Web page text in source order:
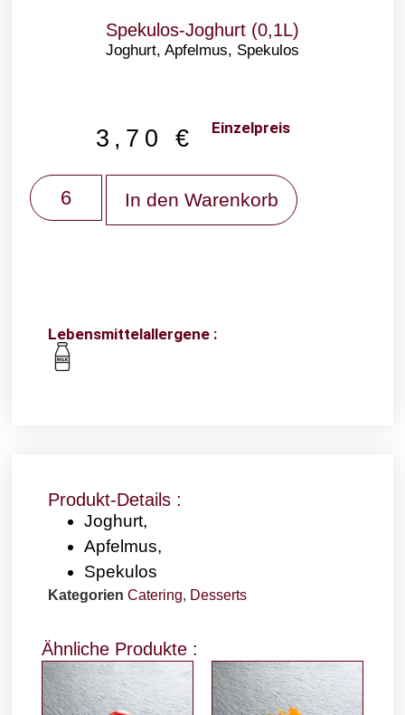
Spekulos-Joghurt (0,1L)
Joghurt, Apfelmus, Spekulos
3,70 € Einzelpreis
In den Warenkorb
Lebensmittelallergene :
Produkt-Details :
Joghurt,
Apfelmus,
Spekulos
Kategorien Catering, Desserts
Ähnliche Produkte :